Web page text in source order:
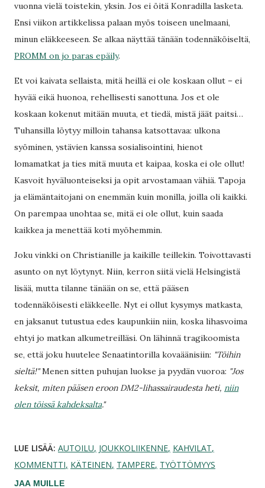
vuonna vielä toistekin, yksin. Jos ei öitä Konradilla lasketa.
Ensi viikon artikkelissa palaan myös toiseen unelmaani,
minun eläkkeeseen. Se alkaa näyttää tänään todennäköiseltä,
PROMM on jo paras epäily.
Et voi kaivata sellaista, mitä heillä ei ole koskaan ollut – ei
hyvää eikä huonoa, rehellisesti sanottuna. Jos et ole
koskaan kokenut mitään muuta, et tiedä, mistä jäät paitsi…
Tuhansilla löytyy milloin tahansa katsottavaa: ulkona
syöminen, ystävien kanssa sosialisointini, hienot
lomamatkat ja ties mitä muuta et kaipaa, koska ei ole ollut!
Kasvoit hyväluonteiseksi ja opit arvostamaan vähiä. Tapoja
ja elämäntaitojani on enemmän kuin monilla, joilla oli kaikki.
On parempaa unohtaa se, mitä ei ole ollut, kuin saada
kaikkea ja menettää koti myöhemmin.
Joku vinkki on Christianille ja kaikille teillekin. Toivottavasti
asunto on nyt löytynyt. Niin, kerron siitä vielä Helsingistä
lisää, mutta tilanne tänään on se, että pääsen
todennäköisesti eläkkeelle. Nyt ei ollut kysymys matkasta,
en jaksanut tutustua edes kaupunkiin niin, koska lihasvoima
ehtyi jo matkan alkumetreilläsi. On lähinnä tragikoomista
se, että joku huutelee Senaatintorilla kovaäänisiin: "Töihin
sieltä!"Menen sitten puhujan luokse ja pyydän vuoroa: "Jos
keksit, miten pääsen eroon DM2-lihassairaudesta heti, niin
olen töissä kahdeksalta."
LUE LISÄÄ: AUTOILU JOUKKOLIIKENNE KAHVILAT
KOMMENTTI KÄTEINEN TAMPERE TYÖTTÖMYYS
JAA MUILLE